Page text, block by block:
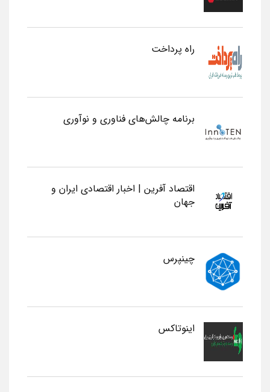
راه پرداخت
برنامه چالش‌های فناوری و نوآوری
اقتصاد آفرین | اخبار اقتصادی ایران و
جهان
چینپرس
اینوتاکس